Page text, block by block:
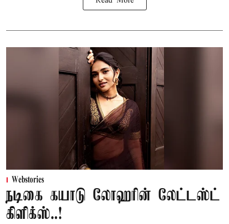
Webstories
நடிகை கயாடு லோஹரின் லேட்டஸ்ட்
கிளிக்ஸ்..!